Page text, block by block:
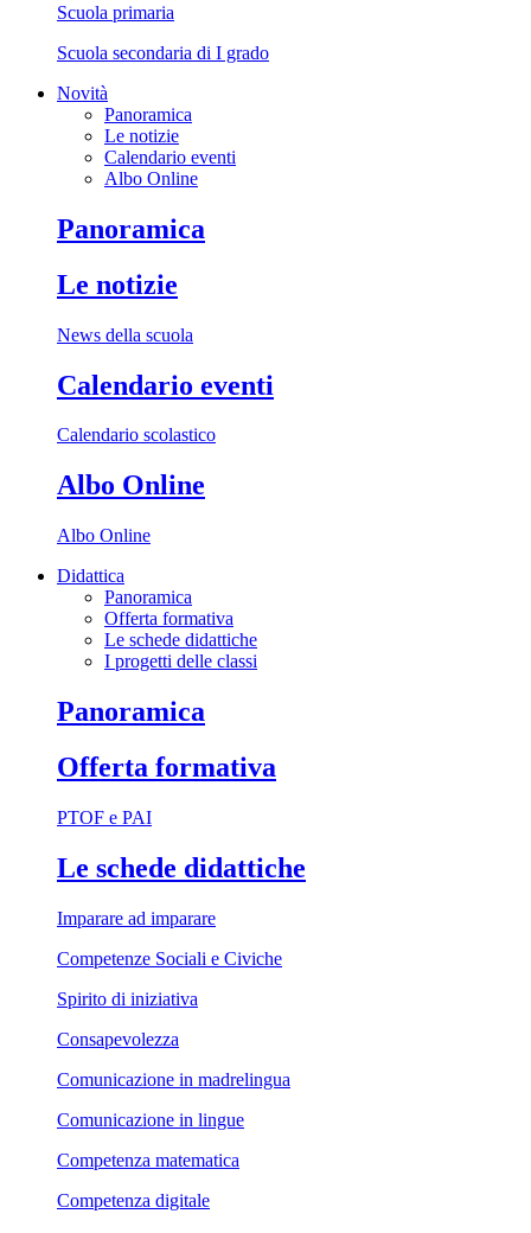
Scuola primaria
Scuola secondaria di I grado
Novità
Panoramica
Le notizie
Calendario eventi
Albo Online
Panoramica
Le notizie
News della scuola
Calendario eventi
Calendario scolastico
Albo Online
Albo Online
Didattica
Panoramica
Offerta formativa
Le schede didattiche
I progetti delle classi
Panoramica
Offerta formativa
PTOF e PAI
Le schede didattiche
Imparare ad imparare
Competenze Sociali e Civiche
Spirito di iniziativa
Consapevolezza
Comunicazione in madrelingua
Comunicazione in lingue
Competenza matematica
Competenza digitale